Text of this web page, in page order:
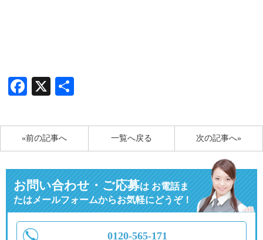
Facebook
X
«前の記事へ 次の記事へ»
一覧へ戻る
お問い合わせ・ご応募はお電話ま
たはメールフォームからお気軽にどうぞ！
0120-565-171